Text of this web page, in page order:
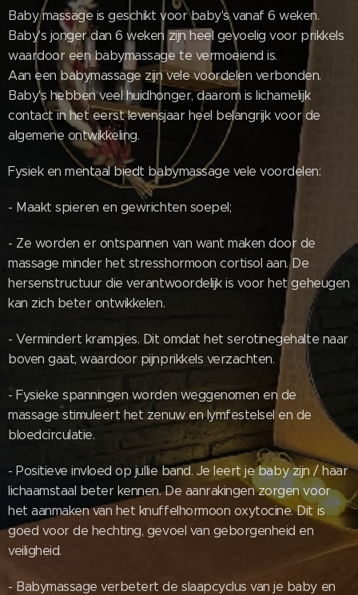
Baby massage is geschikt voor baby's vanaf 6 weken.
Baby's jonger dan 6 weken zijn heel gevoelig voor prikkels
waardoor een babymassage te vermoeiend is.
Aan een babymassage zijn vele voordelen verbonden.
Baby's hebben veel huidhonger, daarom is lichamelijk
contact in het eerst levensjaar heel belangrijk voor de
algemene ontwikkeling.
Fysiek en mentaal biedt babymassage vele voordelen:
- Maakt spieren en gewrichten soepel;
- Ze worden er ontspannen van want maken door de
massage minder het stresshormoon cortisol aan. De
hersenstructuur die verantwoordelijk is voor het geheugen
kan zich beter ontwikkelen.
- Vermindert krampjes. Dit omdat het serotinegehalte naar
boven gaat, waardoor pijnprikkels verzachten.
- Fysieke spanningen worden weggenomen en de
massage stimuleert het zenuw en lymfestelsel en de
bloedcirculatie.
- Positieve invloed op jullie band. Je leert je baby zijn / haar
lichaamstaal beter kennen. De aanrakingen zorgen voor
het aanmaken van het knuffelhormoon oxytocine. Dit is
goed voor de hechting, gevoel van geborgenheid en
veiligheid.
- Babymassage verbetert de slaapcyclus van je baby en